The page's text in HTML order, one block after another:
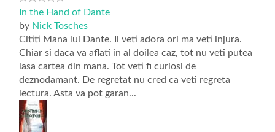
In the Hand of Dante
by Nick Tosches
Cititi Mana lui Dante. Il veti adora ori ma veti injura.
Chiar si daca va aflati in al doilea caz, tot nu veti putea
lasa cartea din mana. Tot veti fi curiosi de
deznodamant. De regretat nu cred ca veti regreta
lectura. Asta va pot garan...